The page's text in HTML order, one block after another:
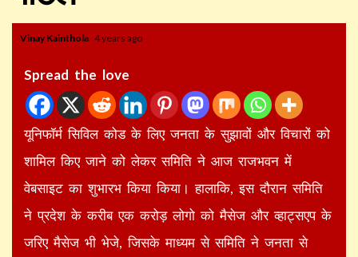
Vinay Kainthola 4 years ago
Spread the love
यूनिफॉर्म सिविल कोड के लिए जनता के सुझावों और विचारों को
शामिल किए जाने को लेकर समिति ने आज राजभवन में
वेबसाइट का शुभारभ किया किया। हालाकि, इस दौरान समिति
ने प्रदेश के करीब एक करोड़ लोगो को मैसेज और व्हाट्सएप के
जरिए मैसेज भी भेजे, जिसके माध्यम से समिति ने जनता से